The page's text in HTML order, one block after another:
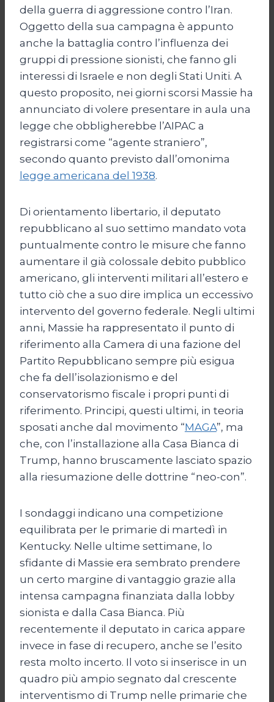
della guerra di aggressione contro l’Iran.
Oggetto della sua campagna è appunto
anche la battaglia contro l’influenza dei
gruppi di pressione sionisti, che fanno gli
interessi di Israele e non degli Stati Uniti. A
questo proposito, nei giorni scorsi Massie ha
annunciato di volere presentare in aula una
legge che obbligherebbe l’AIPAC a
registrarsi come “agente straniero”,
secondo quanto previsto dall’omonima
legge americana del 1938.
Di orientamento libertario, il deputato
repubblicano al suo settimo mandato vota
puntualmente contro le misure che fanno
aumentare il già colossale debito pubblico
americano, gli interventi militari all’estero e
tutto ciò che a suo dire implica un eccessivo
intervento del governo federale. Negli ultimi
anni, Massie ha rappresentato il punto di
riferimento alla Camera di una fazione del
Partito Repubblicano sempre più esigua
che fa dell’isolazionismo e del
conservatorismo fiscale i propri punti di
riferimento. Principi, questi ultimi, in teoria
sposati anche dal movimento “MAGA”, ma
che, con l’installazione alla Casa Bianca di
Trump, hanno bruscamente lasciato spazio
alla riesumazione delle dottrine “neo-con”.
I sondaggi indicano una competizione
equilibrata per le primarie di martedì in
Kentucky. Nelle ultime settimane, lo
sfidante di Massie era sembrato prendere
un certo margine di vantaggio grazie alla
intensa campagna finanziata dalla lobby
sionista e dalla Casa Bianca. Più
recentemente il deputato in carica appare
invece in fase di recupero, anche se l’esito
resta molto incerto. Il voto si inserisce in un
quadro più ampio segnato dal crescente
interventismo di Trump nelle primarie che